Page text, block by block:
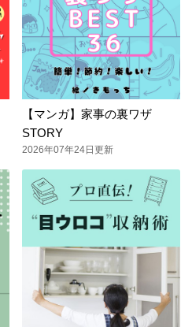
【マンガ】家事の裏ワザ
STORY
2026年07年24日更新